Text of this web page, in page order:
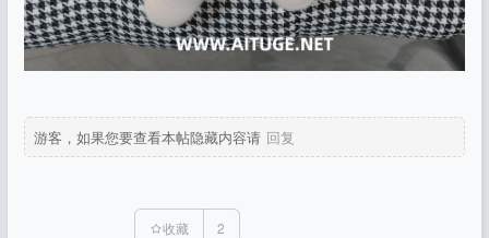
游客，如果您要查看本帖隐藏内容请 回复
收藏 2